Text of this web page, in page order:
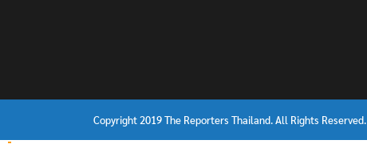
Copyright 2019 The Reporters Thailand. All Rights Reserved.